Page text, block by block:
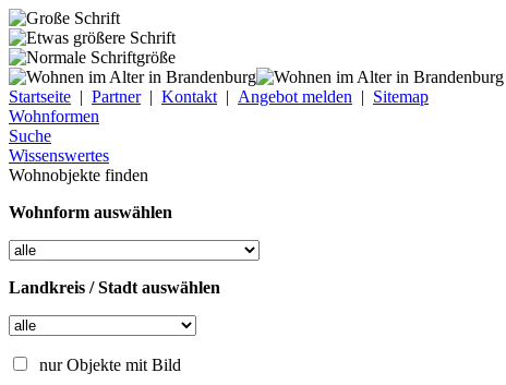
Startseite | Partner| Kontakt | Angebot melden | Sitemap
Wohnformen
Suche
Wissenswertes
Wohnobjekte finden
Wohnform auswählen
Landkreis / Stadt auswählen
nur Objekte mit Bild